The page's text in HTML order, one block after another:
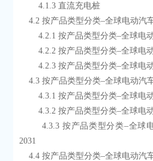
        4.1.3 直流充电桩
4.2 按产品类型分类–全球电动
4.2.1 按产品类型分类–
4.2.2 按产品类型分类–
4.2.3 按产品类型分类–
4.3 按产品类型分类–全球电动
4.3.1 按产品类型分类–
4.3.2 按产品类型分类–
        4.3.3 按产品类型分类–全球电动汽车充电站各细分销量市场份额2020-
2031
4.4 按产品类型分类–全球电动